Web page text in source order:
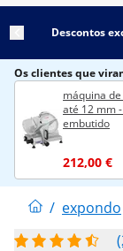
Descontos
Os clientes que
máquina
até 12 mm
embutido
212,00 €
/ expondo